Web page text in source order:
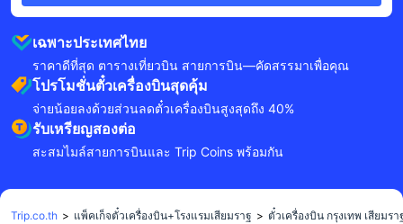
เฉพาะประเทศไทย
ราคาดีที่สุด ตารางเที่ยวบิน สายการบิน—คัดสรรมาเพื่อคุณ
โปรโมชั่นตั๋วเครื่องบินสุดคุ้ม
จ่ายน้อยลงด้วยส่วนลดตั๋วเครื่องบินสูงสุดถึง 40%
รับเหรียญสองต่อ
สะสมไมล์สายการบินและ Trip Coins พร้อมกัน
Trip.co.th > แพ็คเก็จตั๋วเครื่องบิน+โรงแรมเสียมราฐ > ตั๋วเครื่องบิน กรุงเทพ เสียมรา